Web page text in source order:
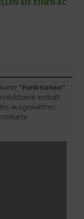
SIE EINEN AC
"Funktionen"
enthält.
ausgewählten